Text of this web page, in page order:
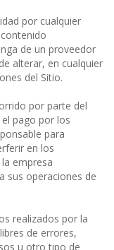
por cualquier
de un proveedor
alterar, en cualquier
del Sitio.
por parte del
pago por los
para
en los
empresa
sus operaciones de
realizados por la
de errores,
u otro tipo de